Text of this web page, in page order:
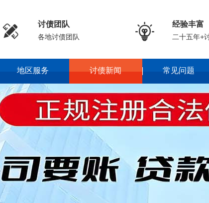
 讨债团队
各地讨债团队  经验丰富
二十五年+
地区服务 讨债新闻 常见问题